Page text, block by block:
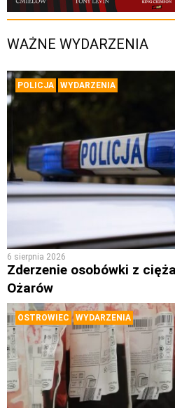
WAŻNE WYDARZENIA
POLICJA WYDARZENIA
6 sierpnia 2026
Zderzenie osobówki z
Ożarów
OSTROWIEC WYDARZENIA